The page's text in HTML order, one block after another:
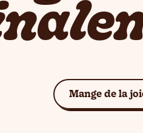
Mange de la